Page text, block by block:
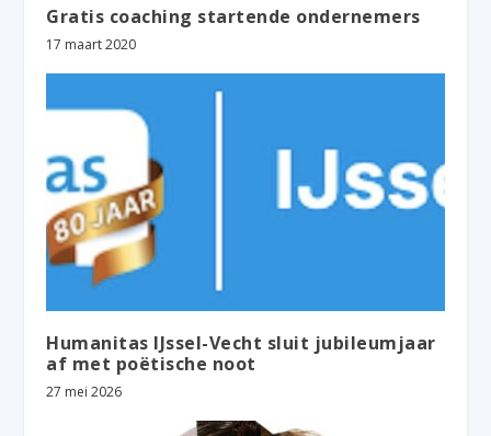
Gratis coaching startende ondernemers
17 maart 2020
Humanitas IJssel-Vecht sluit jubileumjaar
af met poëtische noot
27 mei 2026